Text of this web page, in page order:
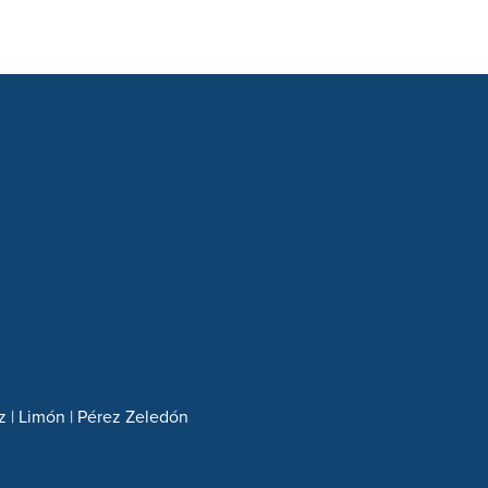
| Limón | Pérez Zeledón